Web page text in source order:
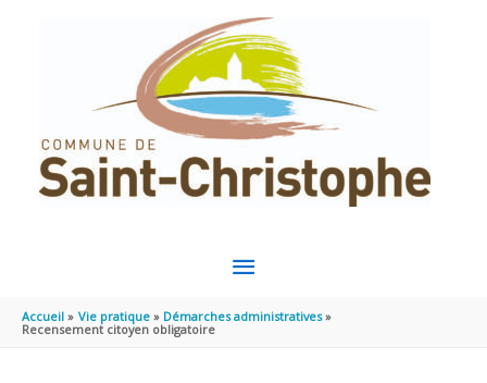
MENU
PRINCIPAL
Accueil Vie pratique
Démarches administratives
Recensement citoyen obligatoire